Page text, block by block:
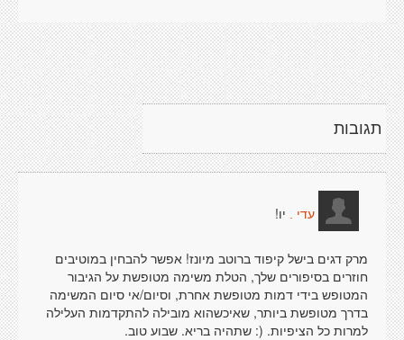
תגובות
עדי . יו!
מרק דגים בישל קיפוד ברוטב מיונז! אפשר להבחין במוטיבים
חוזרים בסיפורים שלך, הטלת משימה מטופשת על הגיבור
המטופש בידי דמות מטופשת אחרת, וסיום/אי סיום המשימה
בדרך מטופשת ביותר, שאיכשהוא מובילה להתקדמות העלילה
למרות כל הציפיות. (: שתהיה בריא. שבוע טוב.